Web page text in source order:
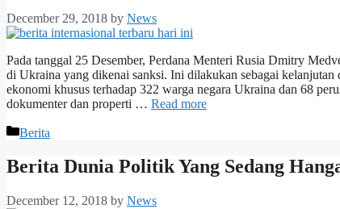
December 29, 2018 by News
Pada tanggal 25 Desember, Perdana Menteri Rusia Dmitry
di Ukraina yang dikenai sanksi. Ini dilakukan sebagai
ekonomi khusus terhadap 322 warga negara Ukraina dan 68
dokumenter dan properti … Read more
Categories
Berita
Berita Dunia Politik Yang Sedang
December 12, 2018 by News